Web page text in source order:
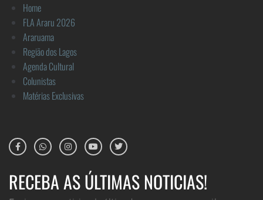
Home
FLA Araru 2026
Araruama
Região dos Lagos
Agenda Cultural
Colunistas
Matérias Exclusivas
RECEBA AS ÚLTIMAS NOTICIAS!